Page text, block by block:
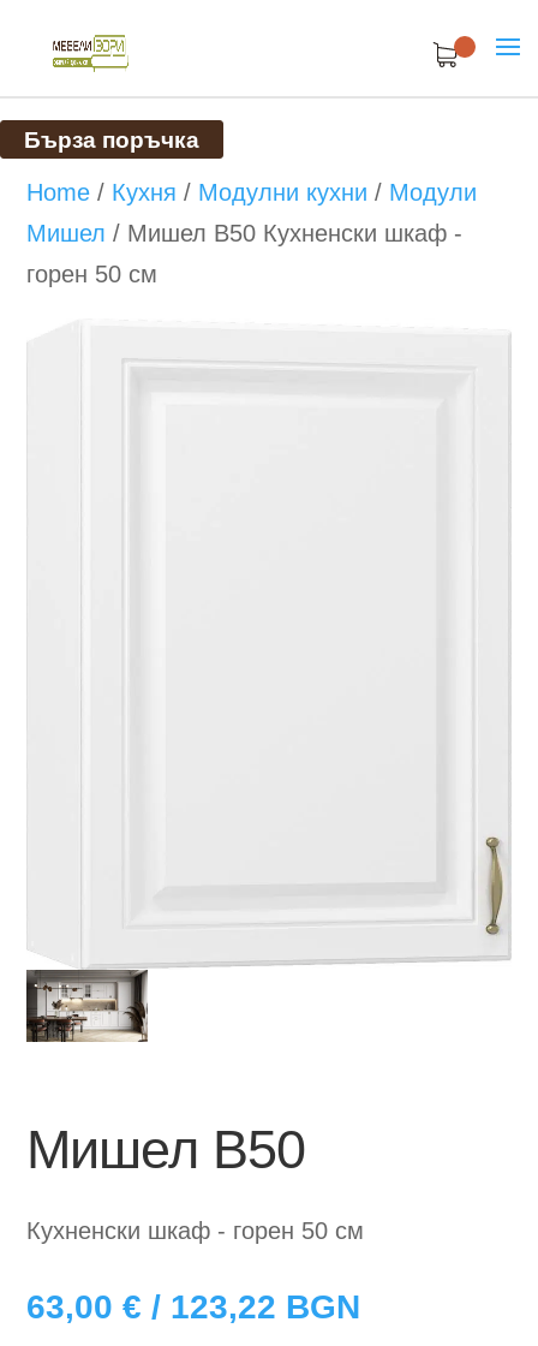
Бърза поръчка
Home / Кухня / Модулни кухни / Модули
Мишел / Мишел B50 Кухненски шкаф -
горен 50 см
Мишел B50
Кухненски шкаф - горен 50 см
63,00€ / 123,22 BGN